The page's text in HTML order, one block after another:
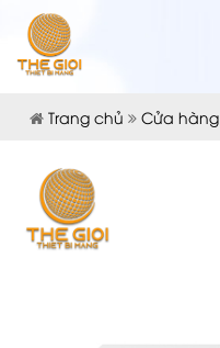
Trang chủ Cửa hàng